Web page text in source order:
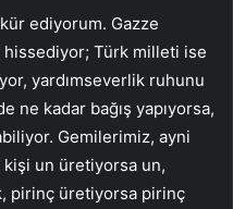
ediyorum. Gazze
Türk milleti ise
yardımseverlik ruhunu
ne kadar bağış yapıyorsa,
Gemilerimiz, ayni
un üretiyorsa un,
pirinç üretiyorsa pirinç